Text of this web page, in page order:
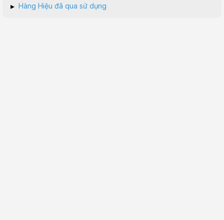
▸ Hàng Hiệu đã qua sử dụng